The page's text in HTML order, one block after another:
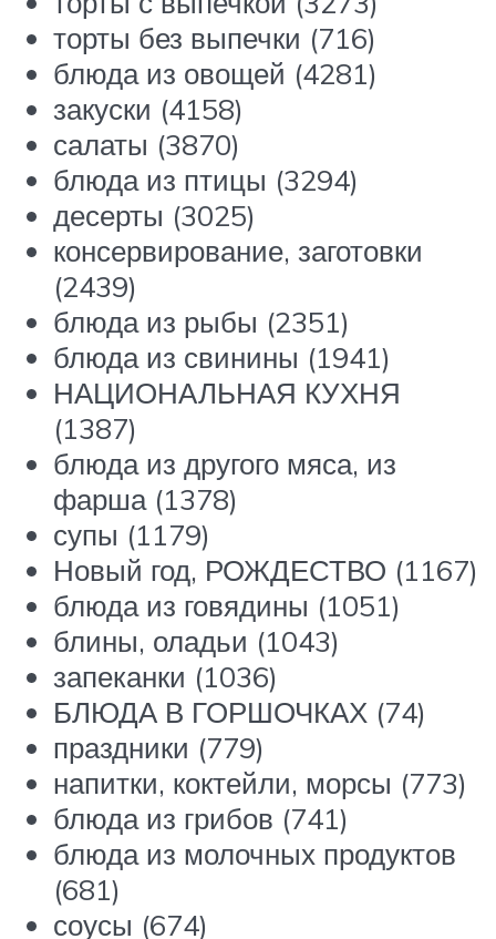
торты без выпечки (716)
блюда из овощей (4281)
закуски (4158)
салаты (3870)
блюда из птицы (3294)
десерты (3025)
консервирование, заготовки
(2439)
блюда из рыбы (2351)
блюда из свинины (1941)
НАЦИОНАЛЬНАЯ КУХНЯ
(1387)
блюда из другого мяса, из
фарша (1378)
супы (1179)
Новый год, РОЖДЕСТВО (1167)
блюда из говядины (1051)
блины, оладьи (1043)
запеканки (1036)
БЛЮДА В ГОРШОЧКАХ (74)
праздники (779)
напитки, коктейли, морсы (773)
блюда из грибов (741)
блюда из молочных продуктов
(681)
соусы (674)